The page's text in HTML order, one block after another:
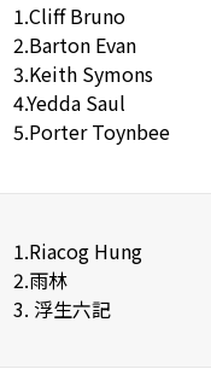
1.Cliff Bruno
2.Barton Evan
3.Keith Symons
4.Yedda Saul
5.Porter Toynbee
1.Riacog Hung
2.雨林
3. 浮生六記